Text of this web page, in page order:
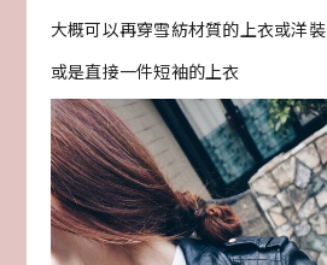
大概可以再穿雪紡材質的上衣或洋裝
或是直接一件短袖的上衣